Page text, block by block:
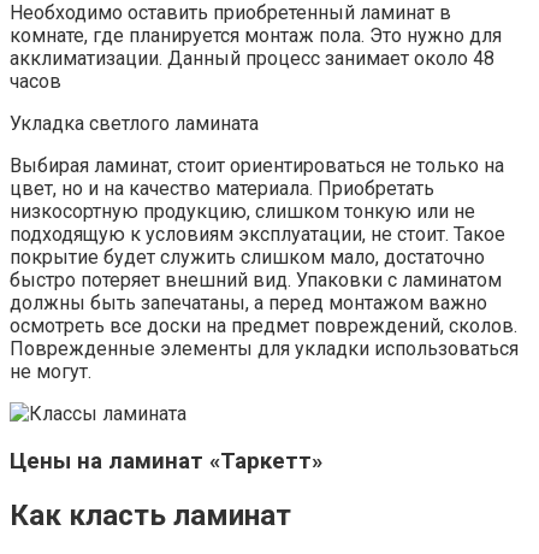
Необходимо оставить приобретенный ламинат в
комнате, где планируется монтаж пола. Это нужно для
акклиматизации. Данный процесс занимает около 48
часов
Укладка светлого ламината
Выбирая ламинат, стоит ориентироваться не только на
цвет, но и на качество материала. Приобретать
низкосортную продукцию, слишком тонкую или не
подходящую к условиям эксплуатации, не стоит. Такое
покрытие будет служить слишком мало, достаточно
быстро потеряет внешний вид. Упаковки с ламинатом
должны быть запечатаны, а перед монтажом важно
осмотреть все доски на предмет повреждений, сколов.
Поврежденные элементы для укладки использоваться
не могут.
Цены на ламинат «Таркетт»
Как класть ламинат